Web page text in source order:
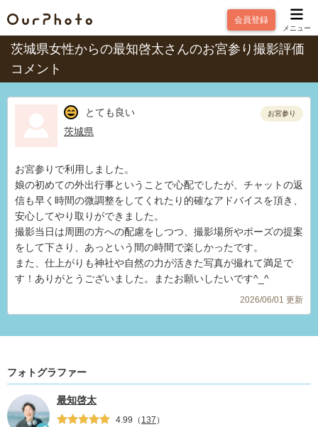
会員登録
メニュー
茨城県女性からの最知啓太さんのお宮参り撮影評価
コメント
とても良い
茨城県
お宮参り
お宮参りで利用しました。
娘の初めての外出行事ということで心配でしたが、チャットの返
信も早く時間の微調整をしてくれたり的確なアドバイスを頂き、
安心してやり取りができました。
撮影当日は周囲の方への配慮をしつつ、撮影場所やポーズの提案
をして下さり、あっという間の時間で楽しかったです。
また、仕上がりも神社や自然の力が活きた写真が撮れて満足で
す！ありがとうございました。またお願いしたいです^_^
2026/06/01 更新
フォトグラファー
最知啓太
4.99 （ 137 ）